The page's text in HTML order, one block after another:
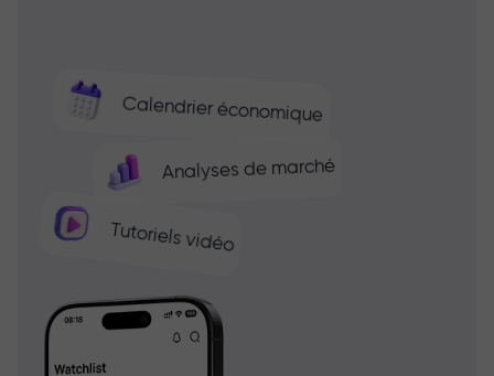
Calendrier économique
Analyses de marché
Tutoriels vidéo